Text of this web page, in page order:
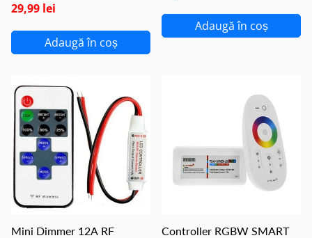
29,99 lei
Adaugă în coș
Adaugă în coș
Mini Dimmer 12A RF
Controller RGBW SMART